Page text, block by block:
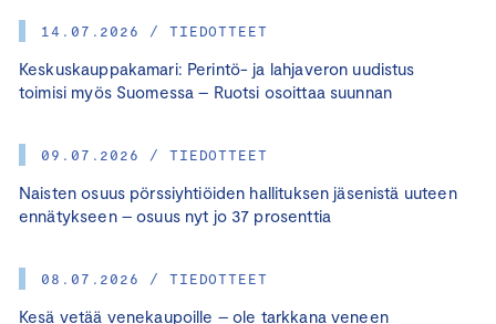
14.07.2026 / TIEDOTTEET
Keskuskauppakamari: Perintö- ja lahjaveron uudistus
toimisi myös Suomessa – Ruotsi osoittaa suunnan
09.07.2026 / TIEDOTTEET
Naisten osuus pörssiyhtiöiden hallituksen jäsenistä uuteen
ennätykseen – osuus nyt jo 37 prosenttia
08.07.2026 / TIEDOTTEET
Kesä vetää venekaupoille – ole tarkkana veneen